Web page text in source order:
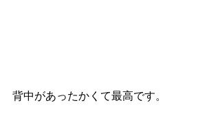
背中があったかくて最高です。